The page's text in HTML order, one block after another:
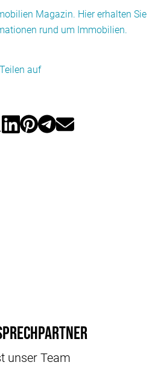
Magazin. Hier erhalten Sie
rund um Immobilien.
Teilen auf
unser Team